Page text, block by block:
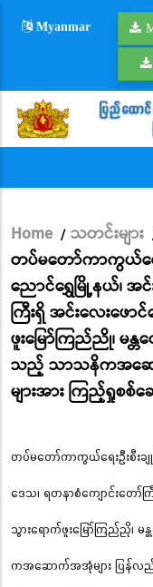
Myanmar
Breadcrumb
Home / သတင်းများ
တပ်မတော်ကာကွယ်ရေး
ညောင်ရွှေမြို့နယ်၊ အ
ကြီးရှိ အင်းလေးဖော
ဖူးမြော်ကြည်ညို၊ မန္
သည့် သာသနိကအဆောက်
များအား ကြည့်ရှုစစ်ဆ
တပ်မတော်ကာကွယ်ရေးဦးစီးခ
ဒေသ၊ ရတနာစံကျောင်းတော်က
သွားရောက်ဖူးမြော်ကြည်ညို၊
ကအဆောက်အအုံများ ပြန်လည်ပ